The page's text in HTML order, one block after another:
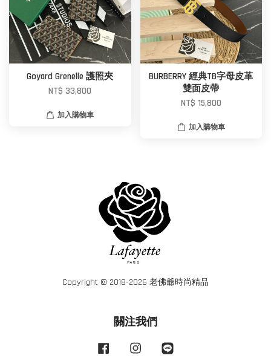
Goyard Grenelle 護照夾
NT$ 33,800
加入購物車
BURBERRY 經典TB字母皮革
雙面皮帶
NT$ 15,800
加入購物車
Copyright © 2018-2026 老佛爺時尚精品
關注我們
Facebook Instagram